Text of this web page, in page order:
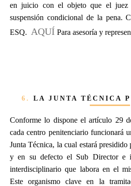
en juicio con el objeto que el juez
suspensión condicional de la pena.
ESQ.
AQUÍ Para asesoría y
6. LA JUNTA TÉCNICA
Conforme lo dispone el artículo 29
cada centro penitenciario funcionará
Junta Técnica, la cual estará
y en su defecto el Sub Director e
interdisciplinario que labora en el
Este organismo clave en la